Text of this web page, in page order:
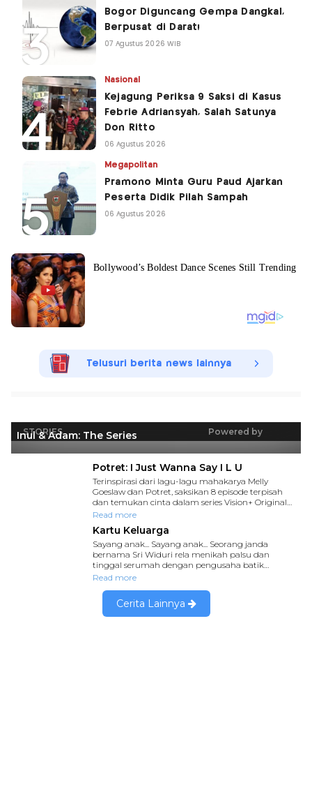
Bogor Diguncang Gempa Dangkal,
Berpusat di Darat!
07 Agustus 2026 WIB
Nasional
Kejagung Periksa 9 Saksi di Kasus
Febrie Adriansyah, Salah Satunya
Don Ritto
06 Agustus 2026
Megapolitan
Pramono Minta Guru Paud Ajarkan
Peserta Didik Pilah Sampah
06 Agustus 2026
Telusuri berita news lainnya